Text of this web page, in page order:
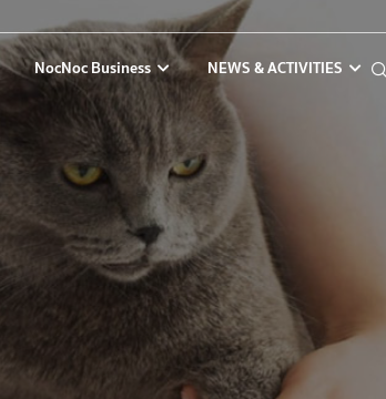
NocNoc Business NEWS & ACTIVITIES